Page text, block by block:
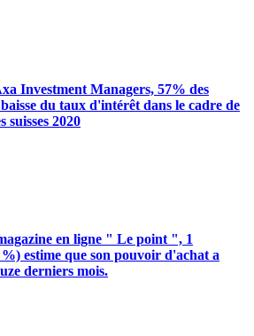
Investment Managers, 57% des
du taux d'intérêt dans le cadre de
suisses 2020
en ligne " Le point ", 1
estime que son pouvoir d'achat a
derniers mois.